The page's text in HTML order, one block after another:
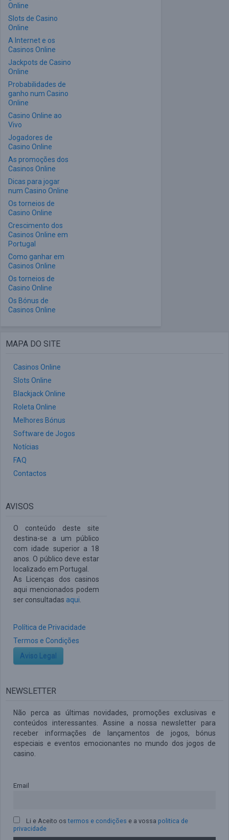
Online
Slots de Casino
Online
A Internet e os
Casinos Online
Jackpots de Casino
Online
Probabilidades de
ganho num Casino
Online
Casino Online ao
Vivo
Jogadores de
Casino Online
As promoções dos
Casinos Online
Dicas para jogar
num Casino Online
Os torneios de
Casino Online
Crescimento dos
Casinos Online em
Portugal
Como ganhar em
Casinos Online
Os torneios de
Casino Online
Os Bónus de
Casinos Online
MAPA DO SITE
Casinos Online
Slots Online
Blackjack Online
Roleta Online
Melhores Bónus
Software de Jogos
Notícias
FAQ
Contactos
AVISOS
O conteúdo deste site
destina-se a um público
com idade superior a 18
anos. O público deve estar
localizado em Portugal.
As Licenças dos casinos
aqui mencionados podem
ser consultadas aqui
Política de Privacidade
Termos e Condições
Aviso Legal
NEWSLETTER
Não perca as últimas novidades, promoções exclusivas e
conteúdos interessantes. Assine a nossa newsletter para
receber informações de lançamentos de jogos, bónus
especiais e eventos emocionantes no mundo dos jogos de
casino.
Email
Li e Aceito ostermos e condições e a vossa politica de
privacidade